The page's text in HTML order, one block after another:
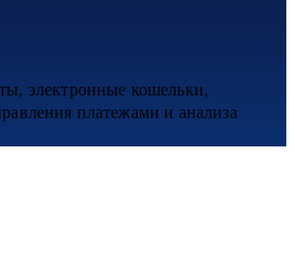
электронные кошельки,
платежами и анализа